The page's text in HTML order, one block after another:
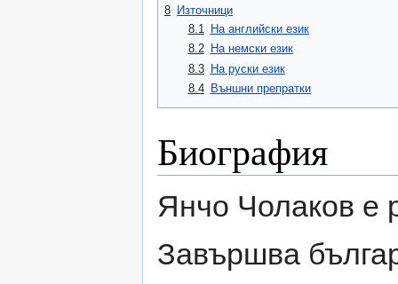
8 Източници
8.1
На английски език
8.2
На немски език
8.3 На руски език
8.4
Външни препратки
Биография
Янчо Чолаков е
Завършва